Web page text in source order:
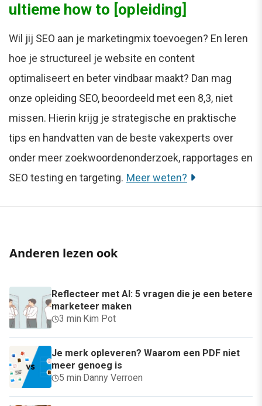
ultieme how to [opleiding]
Wil jij SEO aan je marketingmix toevoegen? En leren
hoe je structureel je website en content
optimaliseert en beter vindbaar maakt? Dan mag
onze opleiding SEO, beoordeeld met een 8,3, niet
missen. Hierin krijg je strategische en praktische
tips en handvatten van de beste vakexperts over
onder meer zoekwoordenonderzoek, rapportages en
SEO testing en targeting. Meer weten?
Anderen lezen ook
Reflecteer met AI: 5 vragen die je een betere
marketeer maken
3 min· Kim Pot
Je merk opleveren? Waarom een PDF niet
meer genoeg is
5 min· Danny Verroen